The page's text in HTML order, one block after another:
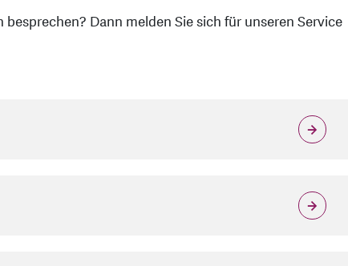
Dann melden Sie sich für unseren Service